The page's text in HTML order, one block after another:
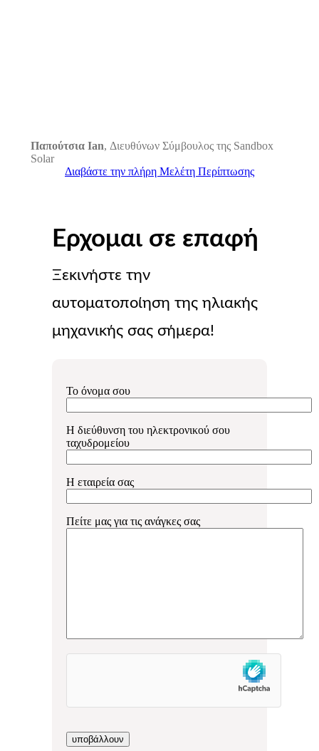
Παπούτσια Ian, Διευθύνων Σύμβουλος της Sandbox
Solar
Διαβάστε την πλήρη Μελέτη Περίπτωσης
Ερχομαι σε επαφή
Ξεκινήστε την
αυτοματοποίηση της ηλιακής
μηχανικής σας σήμερα!
Το όνομα σου
Η διεύθυνση του ηλεκτρονικού σου
ταχυδρομείου
Η εταιρεία σας
Πείτε μας για τις ανάγκες σας